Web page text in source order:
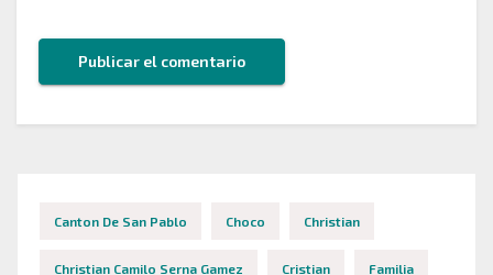
Canton De San Pablo Choco Christian
Christian Camilo Serna Gamez Cristian Familia